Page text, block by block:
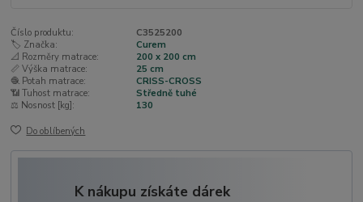
Číslo produktu:
C3525200
🏷️ Značka:
Curem
📐 Rozměry matrace:
200 x 200 cm
📏 Výška matrace:
25 cm
🧶 Potah matrace:
CRISS-CROSS
📶 Tuhost matrace:
Středně tuhé
⚖️ Nosnost [kg]:
130
Do oblíbených
K nákupu získáte dárek